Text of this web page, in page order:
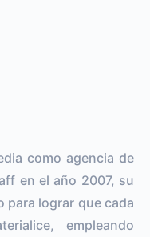
como agencia de
en el año 2007, su
para lograr que cada
empleando